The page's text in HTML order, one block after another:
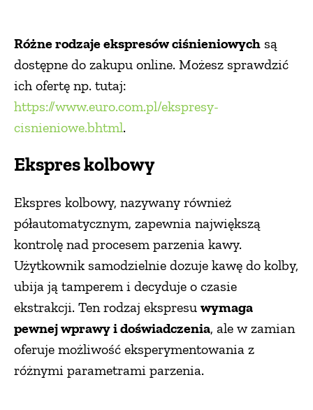
Różne rodzaje ekspresów ciśnieniowych są
dostępne do zakupu online. Możesz sprawdzić
ich ofertę np. tutaj:
https://www.euro.com.pl/ekspresy-
cisnieniowe.bhtml.
Ekspres kolbowy
Ekspres kolbowy, nazywany również
półautomatycznym, zapewnia największą
kontrolę nad procesem parzenia kawy.
Użytkownik samodzielnie dozuje kawę do kolby,
ubija ją tamperem i decyduje o czasie
ekstrakcji. Ten rodzaj ekspresu wymaga
pewnej wprawy i doświadczenia, ale w zamian
oferuje możliwość eksperymentowania z
różnymi parametrami parzenia.